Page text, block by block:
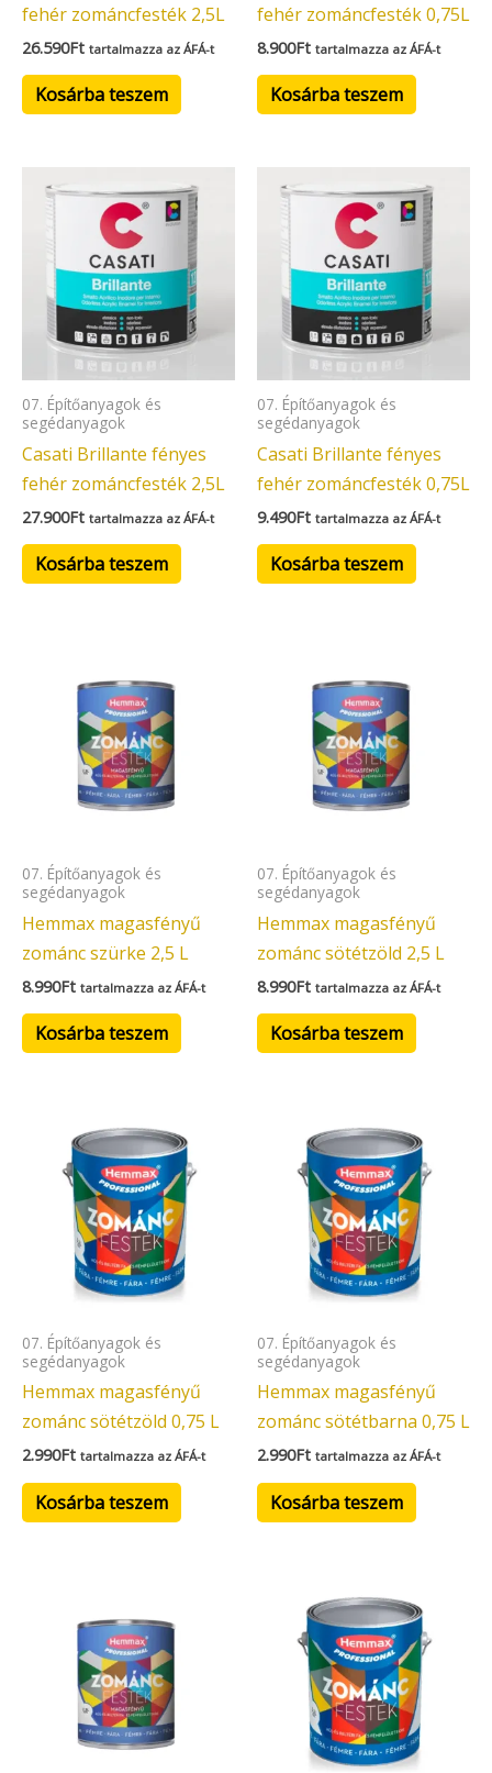
fehér zománcfesték 2,5L
26.590Ft tartalmazza az ÁFÁ-t
Kosárba teszem
fehér zománcfesték 0,75L
8.900Ft tartalmazza az ÁFÁ-t
Kosárba teszem
07. Építőanyagok és
segédanyagok
Casati Brillante fényes
fehér zománcfesték 2,5L
27.900Ft tartalmazza az ÁFÁ-t
Kosárba teszem
07. Építőanyagok és
segédanyagok
Casati Brillante fényes
fehér zománcfesték 0,75L
9.490Ft tartalmazza az ÁFÁ-t
Kosárba teszem
07. Építőanyagok és
segédanyagok
Hemmax magasfényű
zománc szürke 2,5 L
8.990Ft tartalmazza az ÁFÁ-t
Kosárba teszem
07. Építőanyagok és
segédanyagok
Hemmax magasfényű
zománc sötétzöld 2,5 L
8.990Ft tartalmazza az ÁFÁ-t
Kosárba teszem
07. Építőanyagok és
segédanyagok
Hemmax magasfényű
zománc sötétzöld 0,75 L
2.990Ft tartalmazza az ÁFÁ-t
Kosárba teszem
07. Építőanyagok és
segédanyagok
Hemmax magasfényű
zománc sötétbarna 0,75 L
2.990Ft tartalmazza az ÁFÁ-t
Kosárba teszem